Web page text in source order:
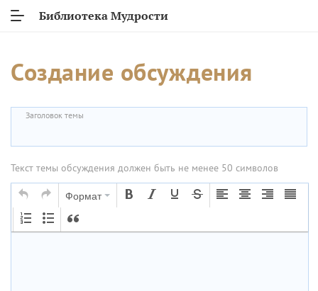
Библиотека Мудрости
Создание обсуждения
Заголовок темы
Текст темы обсуждения должен быть не менее 50 символов
Формат